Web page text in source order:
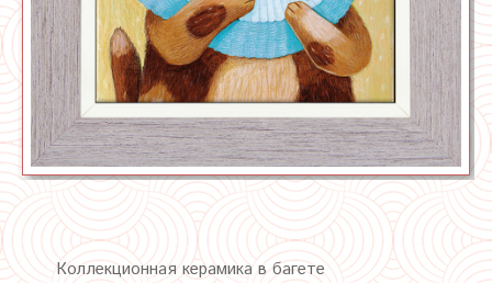
Коллекционная керамика в багете